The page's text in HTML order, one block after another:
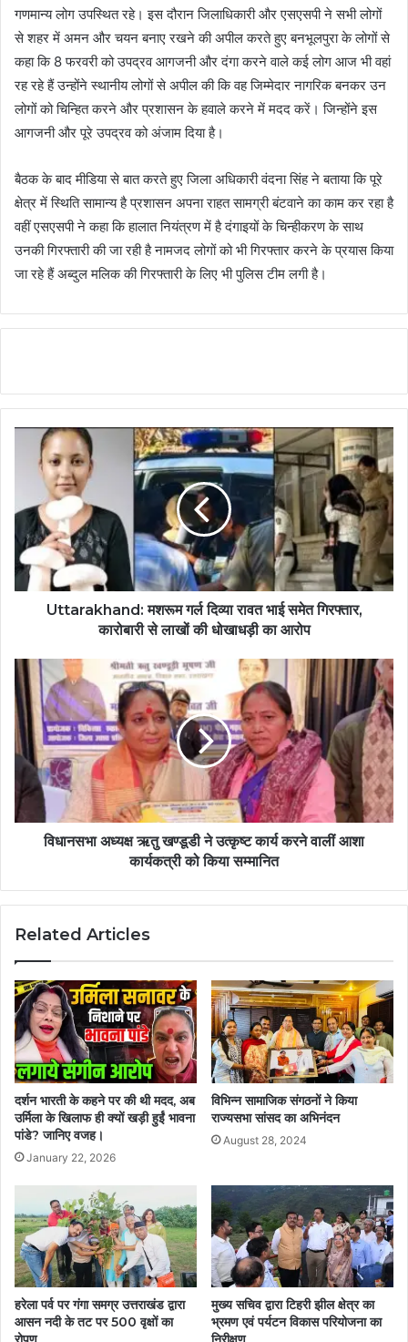
गणमान्य लोग उपस्थित रहे। इस दौरान जिलाधिकारी और एसएसपी ने सभी लोगों
से शहर में अमन और चयन बनाए रखने की अपील करते हुए बनभूलपुरा के लोगों से
कहा कि 8 फरवरी को उपद्रव आगजनी और दंगा करने वाले कई लोग आज भी वहां
रह रहे हैं उन्होंने स्थानीय लोगों से अपील की कि वह जिम्मेदार नागरिक बनकर उन
लोगों को चिन्हित करने और प्रशासन के हवाले करने में मदद करें। जिन्होंने इस
आगजनी और पूरे उपद्रव को अंजाम दिया है।
बैठक के बाद मीडिया से बात करते हुए जिला अधिकारी वंदना सिंह ने बताया कि पूरे
क्षेत्र में स्थिति सामान्य है प्रशासन अपना राहत सामग्री बंटवाने का काम कर रहा है
वहीं एसएसपी ने कहा कि हालात नियंत्रण में है दंगाइयों के चिन्हीकरण के साथ
उनकी गिरफ्तारी की जा रही है नामजद लोगों को भी गिरफ्तार करने के प्रयास किया
जा रहे हैं अब्दुल मलिक की गिरफ्तारी के लिए भी पुलिस टीम लगी है।
Uttarakhand: मशरूम गर्ल दिव्या रावत भाई समेत गिरफ्तार,
कारोबारी से लाखों की धोखाधड़ी का आरोप
विधानसभा अध्यक्ष ऋतु खण्डूडी ने उत्कृष्ट कार्य करने वालीं आशा
कार्यकत्री को किया सम्मानित
Related Articles
दर्शन भारती के कहने पर की थी मदद, अब
उर्मिला के खिलाफ ही क्यों खड़ी हुईं भावना
पांडे? जानिए वजह।
January 22, 2026
विभिन्न सामाजिक संगठनों ने किया
राज्यसभा सांसद का अभिनंदन
August 28, 2024
हरेला पर्व पर गंगा समग्र उत्तराखंड द्वारा
आसन नदी के तट पर 500 वृक्षों का
मुख्य सचिव द्वारा टिहरी झील क्षेत्र का
भ्रमण एवं पर्यटन विकास परियोजना का